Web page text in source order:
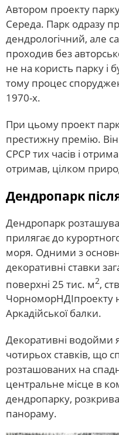
Автором проекту
Середа. Парк одразу
дендрологічний, але
проходив без
не на користь парку і
тому процес
1970-х.
При цьому проект
престижну премію.
СРСР тих часів і
отримав, цілком
Дендропарк
Дендропарк
прилягає до
моря. Одними з
декоративні ставки
поверхні 25 тис. м2,
ЧорноморНДІпроекту
Аркадійської балки.
Декоративні водойми
чотирьох ставків, що
розташованих на
центральне місце в
дендропарку,
панораму.